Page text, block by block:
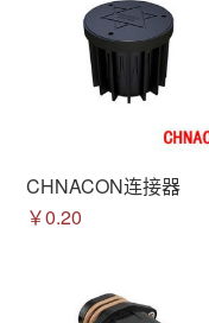
CHNACON连接器
￥0.20